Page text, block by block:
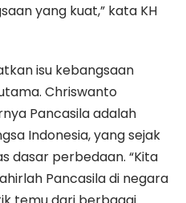
yang kuat,” kata KH
isu kebangsaan
Chriswanto
Pancasila adalah
Indonesia, yang sejak
dasar perbedaan. “Kita
Pancasila di negara